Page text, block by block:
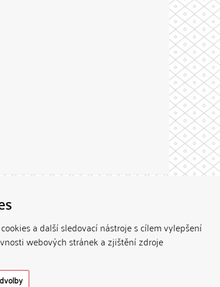
a další sledovací nástroje s cílem vylepšení
webových stránek a zjištění zdroje